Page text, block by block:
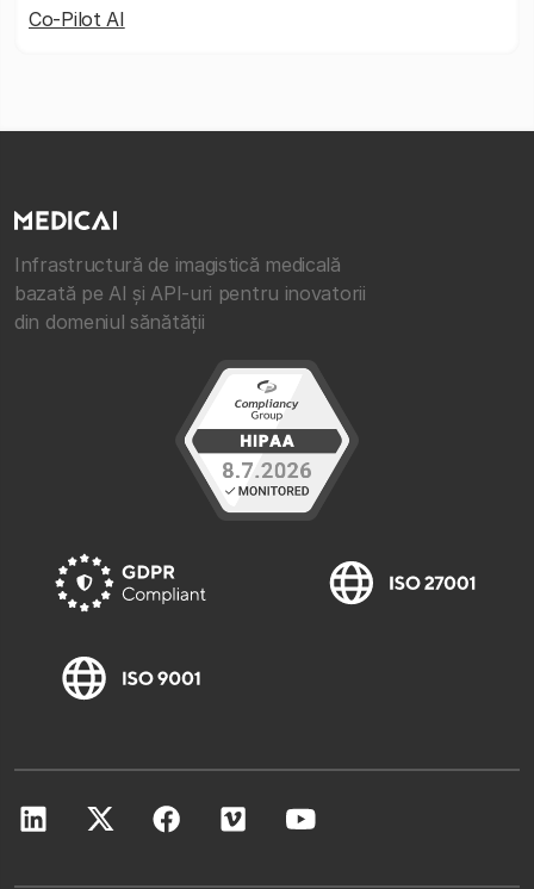
Co-Pilot AI
Infrastructură de imagistică medicală
bazată pe AI și API-uri pentru inovatorii
din domeniul sănătății